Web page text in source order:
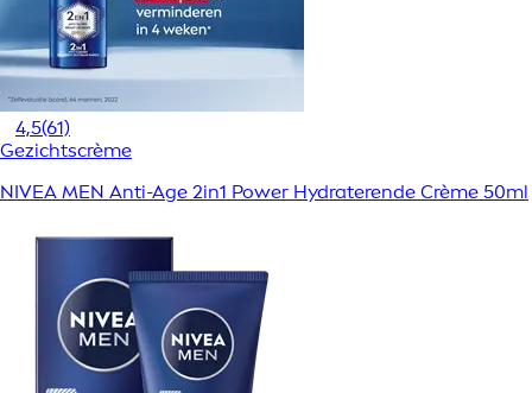
4,5(61)
Gezichtscrème
NIVEA MEN Anti-Age 2in1 Power Hydraterende Crème 50ml